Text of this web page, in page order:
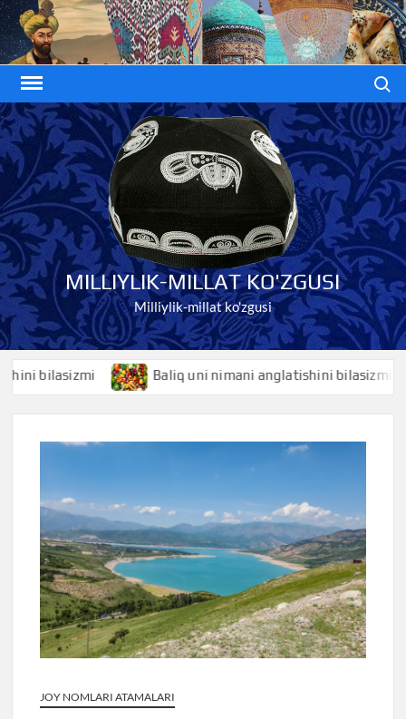
Skip
to
content
MILLIYLIK-MILLAT KO'ZGUSI
Milliylik-millat ko'zgusi
bilasizmi Baliq uni nimani anglatishini bilasizmi
JOY NOMLARI ATAMALARI